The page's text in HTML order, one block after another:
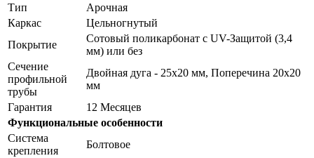
Тип
Арочная
Каркас
Цельногнутый
Покрытие
Сотовый поликарбонат с UV-Защитой (3,4
мм) или без
Сечение
профильной
трубы
Двойная дуга - 25х20 мм, Поперечина 20х20
мм
Гарантия
12 Месяцев
Функциональные особенности
Система
крепления
Болтовое